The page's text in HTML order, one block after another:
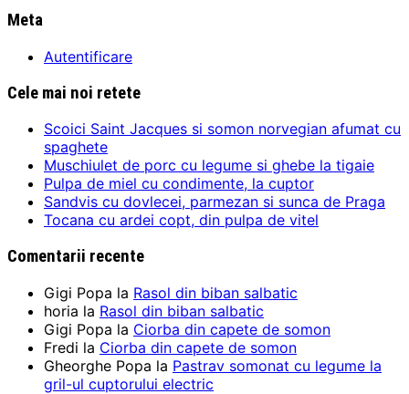
Meta
Autentificare
Cele mai noi retete
Scoici Saint Jacques si somon norvegian afumat cu
spaghete
Muschiulet de porc cu legume si ghebe la tigaie
Pulpa de miel cu condimente, la cuptor
Sandvis cu dovlecei, parmezan si sunca de Praga
Tocana cu ardei copt, din pulpa de vitel
Comentarii recente
Gigi Popa la Rasol din biban salbatic
horia la Rasol din biban salbatic
Gigi Popa la Ciorba din capete de somon
Fredi la Ciorba din capete de somon
Gheorghe Popa la Pastrav somonat cu legume la
gril-ul cuptorului electric